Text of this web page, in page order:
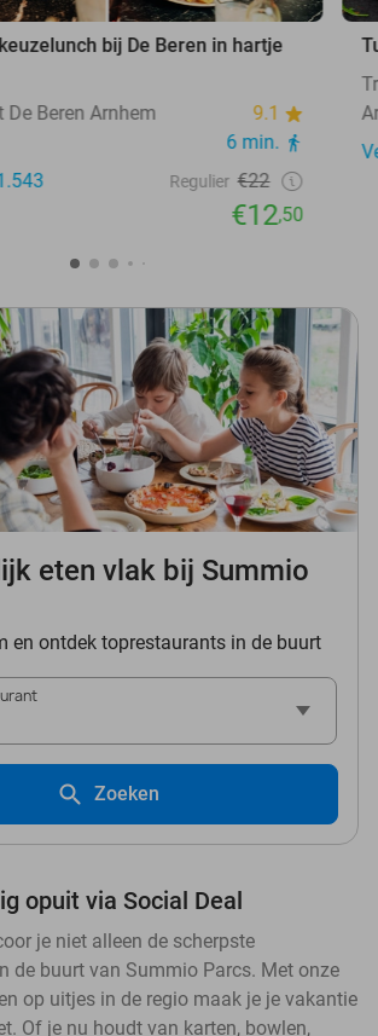
bij De Beren in hartje
De Beren Arnhem
9.1
6 min.
Regulier €22
€12,50
eten vlak bij Summio
en ontdek toprestaurants in de buurt
Zoeken
opuit via Social Deal
je niet alleen de scherpste
de buurt van Summio Parcs. Met onze
op uitjes in de regio maak je je vakantie
Of je nu houdt van karten, bowlen,